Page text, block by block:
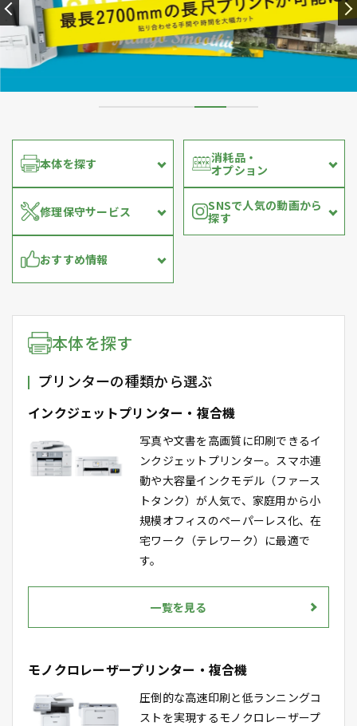
本体を探す
消耗品・
オプション
修理保守サービス
SNSで人気の動画から
探す
おすすめ情報
本体を探す
プリンターの種類から選ぶ
インクジェットプリンター・複合機
写真や文書を高画質に印刷できるイ
ンクジェットプリンター。スマホ連
動や大容量インクモデル（ファース
トタンク）が人気で、家庭用から小
規模オフィスのペーパーレス化、在
宅ワーク（テレワーク）に最適で
す。
一覧を見る
モノクロレーザープリンター・複合機
圧倒的な高速印刷と低ランニングコ
ストを実現するモノクロレーザープ